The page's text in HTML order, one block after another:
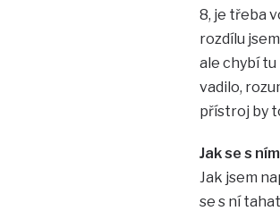
8, je třeba
rozdílu
ale chybí tu
vadilo,
přístroj by
Jak se s
Jak jsem
se s ní